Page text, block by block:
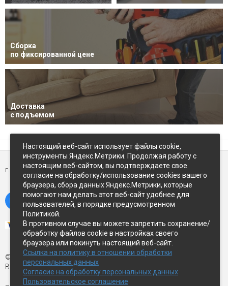
Сборка
по фиксированной цене
Доставка
с подъемом
г. Петропавловск-Камчатский,ул Восточное-шоссе, д.5
© Экспострой, 2026 г.
Все права защищены
Настоящий веб-сайт использует файлы cookie,
инструменты Яндекс.Метрики. Продолжая работу с
настоящим веб-сайтом, вы подтверждаете свое
согласие на обработку/использование cookies вашего
браузера, сбора данных Яндекс.Метрики, которые
помогают нам делать этот веб-сайт удобнее для
пользователей, в порядке предусмотренном
Политикой.
В противном случае вы можете запретить сохранение/
обработку файлов cookie в настройках своего
браузера или покинуть настоящий веб-сайт.
Ссылка на политику в отношении обработки
персональных данных
Согласие на обработку персональных данных
Пользовательское соглашение